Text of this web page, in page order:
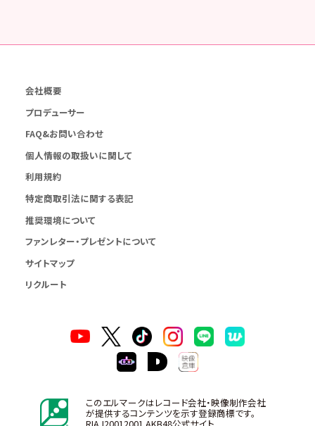
会社概要
プロデューサー
FAQ&お問い合わせ
個人情報の取扱いに関して
利用規約
特定商取引法に関する表記
推奨環境について
ファンレター・プレゼントについて
サイトマップ
リクルート
このエルマークはレコード会社・映像制作会社
が提供するコンテンツを示す登録商標です。
RIAJ20012001 AKB48公式サイト